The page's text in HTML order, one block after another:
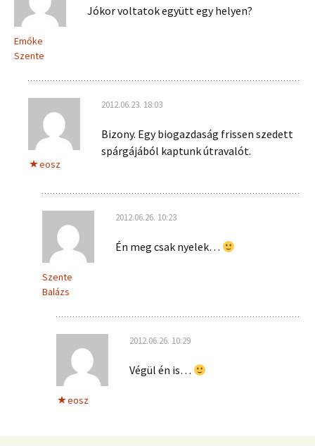
Emőke
Szente
Jókor voltatok együtt egy helyen?
eosz
2012.06.23. 18:03
Bizony. Egy biogazdaság frissen szedett
spárgájából kaptunk útravalót.
Szente
Balázs
2012.06.26. 10:23
Én meg csak nyelek…
eosz
2012.06.26. 10:29
Végül én is…